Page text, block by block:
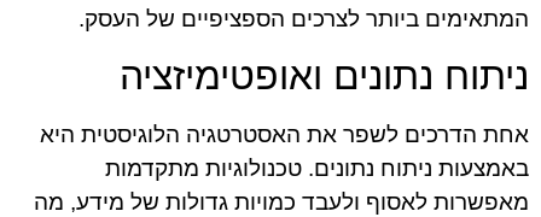
המתאימים ביותר לצרכים הספציפיים של העסק.
ניתוח נתונים ואופטימיזציה
אחת הדרכים לשפר את האסטרטגיה הלוגיסטית היא
באמצעות ניתוח נתונים. טכנולוגיות מתקדמות
מאפשרות לאסוף ולעבד כמויות גדולות של מידע, מה